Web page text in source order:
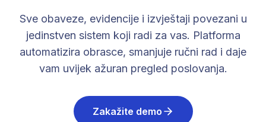
Sve obaveze, evidencije i izvještaji povezani u
jedinstven sistem koji radi za vas. Platforma
automatizira obrasce, smanjuje ručni rad i daje
vam uvijek ažuran pregled poslovanja.
Zakažite demo